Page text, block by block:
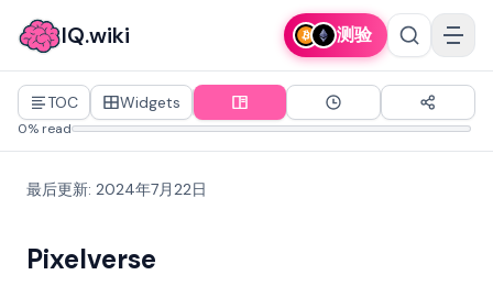
IQ.wiki 测验
TOC Widgets
0% read
最后更新: 2024年7月22日
Pixelverse